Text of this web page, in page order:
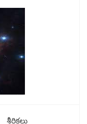
శీర్షికలు